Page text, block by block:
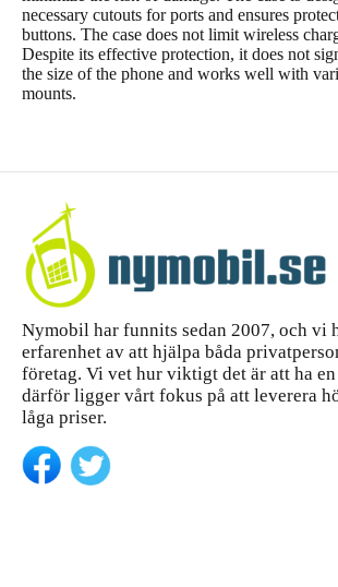
necessary cutouts for ports and ensures
buttons. The case does not limit wireless
Despite its effective protection, it does not
the size of the phone and works well with
mounts.
Nymobil har funnits sedan 2007, och vi
erfarenhet av att hjälpa båda
företag. Vi vet hur viktigt det är att ha
därför ligger vårt fokus på att leverera
låga priser.